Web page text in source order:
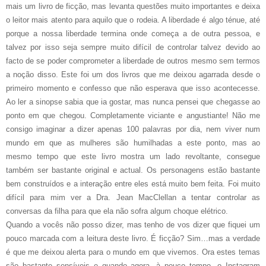
mais um livro de ficção, mas levanta questões muito importantes e deixa
o leitor mais atento para aquilo que o rodeia. A liberdade é algo ténue, até
porque a nossa liberdade termina onde começa a de outra pessoa, e
talvez por isso seja sempre muito difícil de controlar talvez devido ao
facto de se poder comprometer a liberdade de outros mesmo sem termos
a noção disso. Este foi um dos livros que me deixou agarrada desde o
primeiro momento e confesso que não esperava que isso acontecesse.
Ao ler a sinopse sabia que ia gostar, mas nunca pensei que chegasse ao
ponto em que chegou. Completamente viciante e angustiante! Não me
consigo imaginar a dizer apenas 100 palavras por dia, nem viver num
mundo em que as mulheres são humilhadas a este ponto, mas ao
mesmo tempo que este livro mostra um lado revoltante, consegue
também ser bastante original e actual. Os personagens estão bastante
bem construídos e a interação entre eles está muito bem feita. Foi muito
difícil para mim ver a Dra. Jean MacClellan a tentar controlar as
conversas da filha para que ela não sofra algum choque elétrico.
Quando a vocês não posso dizer, mas tenho de vos dizer que fiquei um
pouco marcada com a leitura deste livro. É ficção? Sim…mas a verdade
é que me deixou alerta para o mundo em que vivemos. Ora estes temas